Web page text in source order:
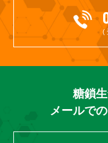
(
糖鎖
メールで